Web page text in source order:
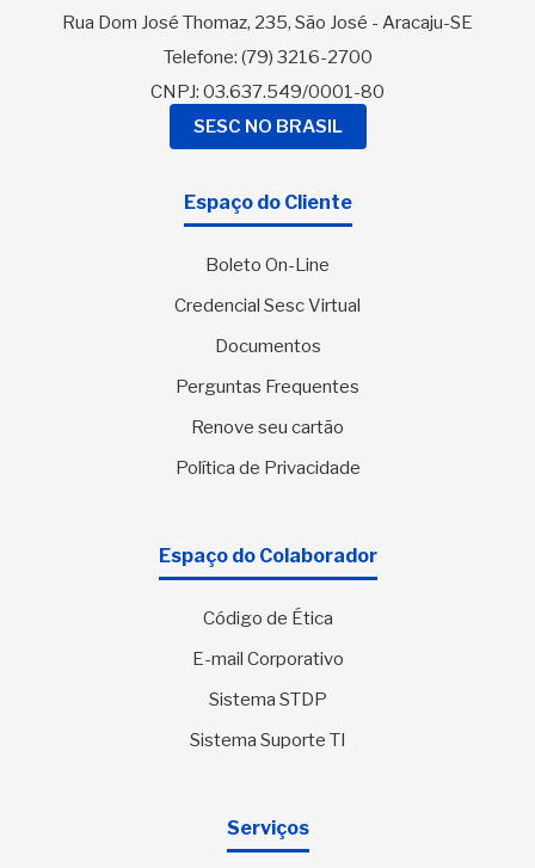
Rua Dom José Thomaz, 235, São José - Aracaju-SE
Telefone: (79) 3216-2700
CNPJ: 03.637.549/0001-80
SESC NO BRASIL
Espaço do Cliente
Boleto On-Line
Credencial Sesc Virtual
Documentos
Perguntas Frequentes
Renove seu cartão
Política de Privacidade
Espaço do Colaborador
Código de Ética
E-mail Corporativo
Sistema STDP
Sistema Suporte TI
Serviços